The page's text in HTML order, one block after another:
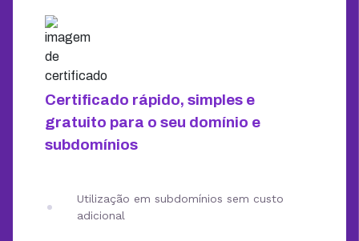
Certificado rápido, simples e
gratuito para o seu domínio e
subdomínios
Utilização em subdomínios sem custo
adicional